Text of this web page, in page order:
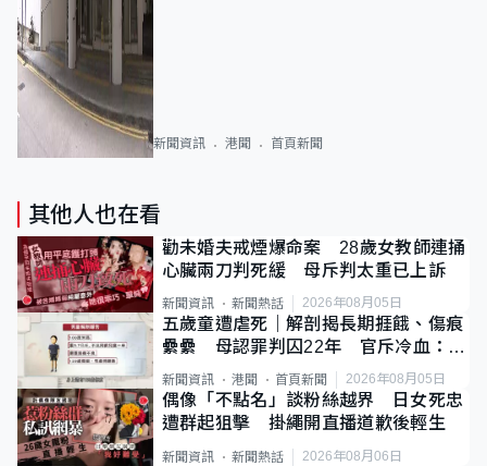
新聞資訊 港聞 首頁新聞
其他人也在看
勸未婚夫戒煙爆命案 28歲女教師連捅
心臟兩刀判死緩 母斥判太重已上訴
新聞資訊 新聞熱話 2026年08月05日
五歲童遭虐死｜解剖揭長期捱餓、傷痕
纍纍 母認罪判囚22年 官斥冷血：同
類案最惡劣
新聞資訊 港聞 首頁新聞 2026年08月05日
偶像「不點名」談粉絲越界 日女死忠
遭群起狙擊 掛繩開直播道歉後輕生
新聞資訊 新聞熱話 2026年08月06日